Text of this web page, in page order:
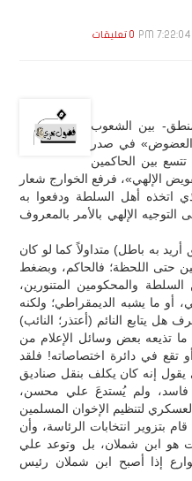
0 تعليقات
بين الشعوب
العضوض» في صدر
تتسع بين الحاكمين
الإلهي»، فرفع الخوارج شعار
اتخذه أهل السلطة ودفعوا به
التوجيه الإلهي بالأمر بالمعروف
به باطل) متداولاً كما لو كان
حتى اللحظة؛ فالحاكم، وبضغط
والمحكومين المتنورين،
أو ما يشبه الديمقراطي؛ ولكنه
هل يتابع النائم (أعتذر؛ النائب)
ما تذيعه بعض وسائل الإعلام من
تقع في دائرة اختصاصاته! فلقد
إنه كان يكلف بنقل صناديق
فاسد، ولم يُستدعَ علي محسن،
لتنظيم الإخوان المسلمين
بتزوير انتخابات الرئاسة، وأن
هو ابن شملان، بل وتوعد علي
إذا أصبح ابن شملان رئيس